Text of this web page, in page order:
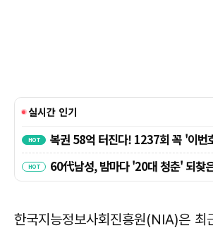
한국지능정보사회진흥원(NIA)은 최